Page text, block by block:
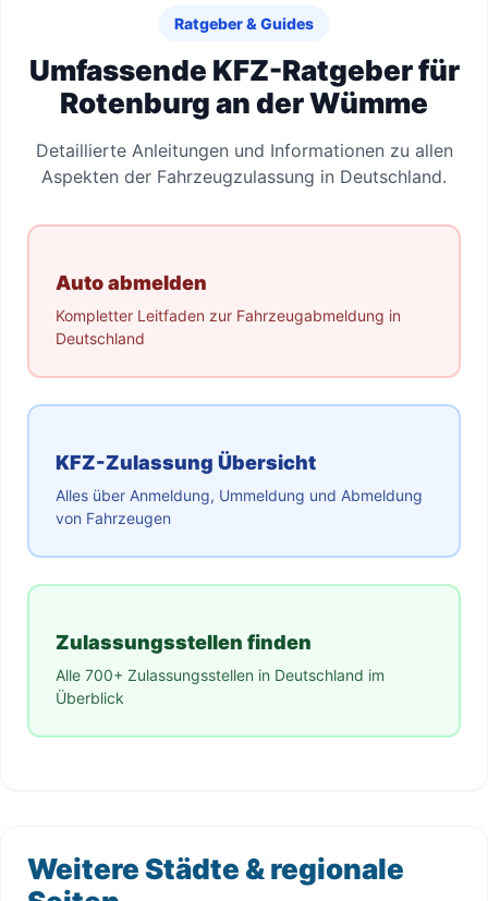
Ratgeber & Guides
Umfassende KFZ-Ratgeber für
Rotenburg an der Wümme
Detaillierte Anleitungen und Informationen zu allen
Aspekten der Fahrzeugzulassung in Deutschland.
Auto abmelden
Kompletter Leitfaden zur Fahrzeugabmeldung in
Deutschland
KFZ-Zulassung Übersicht
Alles über Anmeldung, Ummeldung und Abmeldung
von Fahrzeugen
Zulassungsstellen finden
Alle 700+ Zulassungsstellen in Deutschland im
Überblick
Weitere Städte & regionale